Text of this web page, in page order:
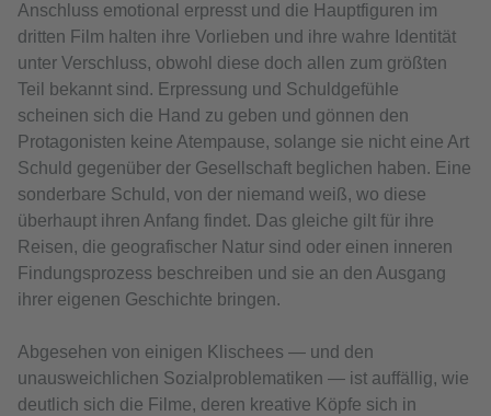
Anschluss emotional erpresst und die Hauptfiguren im
dritten Film halten ihre Vorlieben und ihre wahre Identität
unter Verschluss, obwohl diese doch allen zum größten
Teil bekannt sind. Erpressung und Schuldgefühle
scheinen sich die Hand zu geben und gönnen den
Protagonisten keine Atempause, solange sie nicht eine Art
Schuld gegenüber der Gesellschaft beglichen haben. Eine
sonderbare Schuld, von der niemand weiß, wo diese
überhaupt ihren Anfang findet. Das gleiche gilt für ihre
Reisen, die geografischer Natur sind oder einen inneren
Findungsprozess beschreiben und sie an den Ausgang
ihrer eigenen Geschichte bringen.
Abgesehen von einigen Klischees — und den
unausweichlichen Sozialproblematiken — ist auffällig, wie
deutlich sich die Filme, deren kreative Köpfe sich in